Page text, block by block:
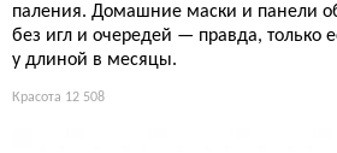
паления. Домашние маски и панели
без игл и очередей — правда, только
у длиной в месяцы.
Красота 12 508